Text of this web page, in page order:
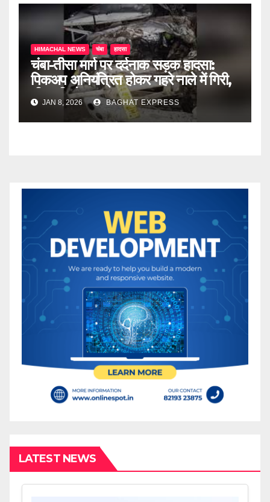
HIMACHAL NEWS चंबा हादसा
चंबा-तीसा मार्ग पर दर्दनाक सड़क हादसा:
पिकअप अनियंत्रित होकर गहरे नाले में गिरी,
तीन की मौत
JAN 8, 2026 BAGHAT EXPRESS
LATEST NEWS